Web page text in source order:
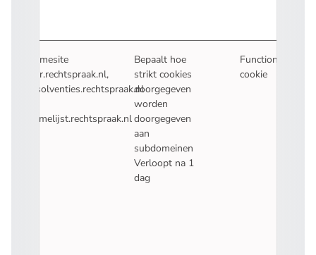
Samesite
hgr.rechtspraak.nl,
insolventies.rechtspraak.nl
namelijst.rechtspraak.nl
Bepaalt hoe
strikt cookies
doorgegeven
worden
doorgegeven
aan
subdomeinen
Verloopt na 1
dag
Functioneel
cookie